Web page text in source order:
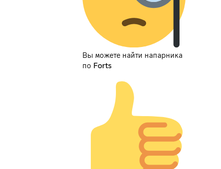
Вы можете найти напарника
по Forts